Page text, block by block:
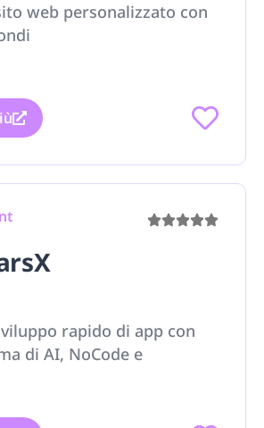
web personalizzato con
rapido di app con
di AI, NoCode e